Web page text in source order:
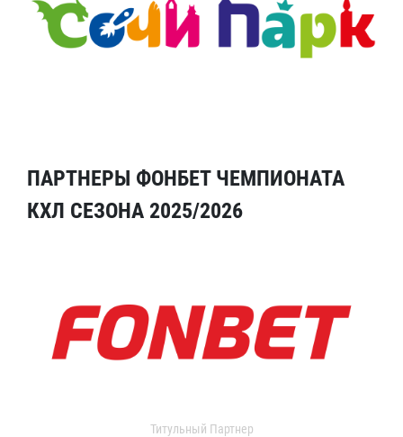
ПАРТНЕРЫ ФОНБЕТ ЧЕМПИОНАТА
КХЛ СЕЗОНА 2025/2026
Титульный Партнер